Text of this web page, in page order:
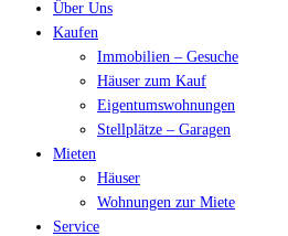
Über Uns
Kaufen
Immobilien – Gesuche
Häuser zum Kauf
Eigentumswohnungen
Stellplätze – Garagen
Mieten
Häuser
Wohnungen zur Miete
Service